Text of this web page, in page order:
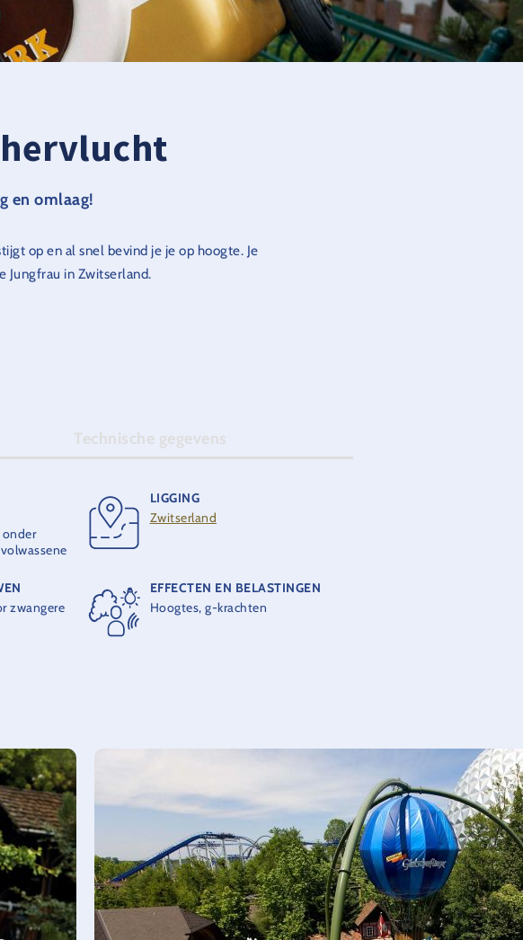
en omlaag!
op en al snel bevind je je op hoogte. Je
Jungfrau in Zwitserland.
Technische gegevens
LIGGING
Zwitserland
zwangere
EFFECTEN EN BELASTINGEN
Hoogtes, g-krachten
LEVERANCIER
MACK Rides